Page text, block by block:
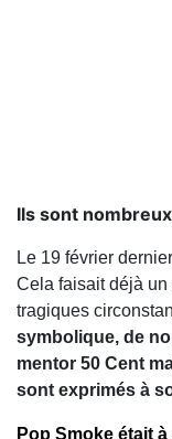
Ils sont
Le 19 février
Cela faisait déjà
tragiques
symbolique, de
mentor 50 Cent
sont exprimés à
Pop Smoke était